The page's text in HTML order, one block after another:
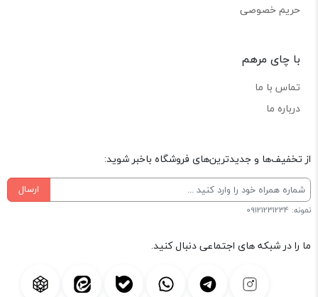
حریم خصوصی
با چای مرهم
تماس با ما
درباره ما
از تخفیف‌ها و جدیدترین‌های فروشگاه باخبر شوید:
ارسال
نمونه: 09121231234
ما را در شبکه های اجتماعی دنبال کنید.